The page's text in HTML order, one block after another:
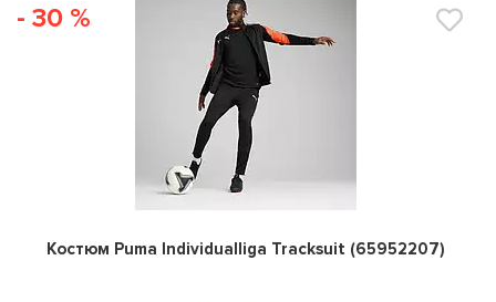
- 30 %
0
Костюм Puma Individualliga Tracksuit (65952207)